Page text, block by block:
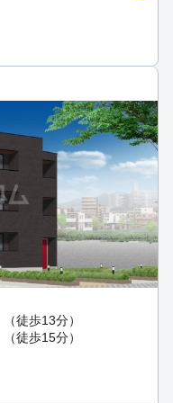
徒歩13分）
徒歩15分）